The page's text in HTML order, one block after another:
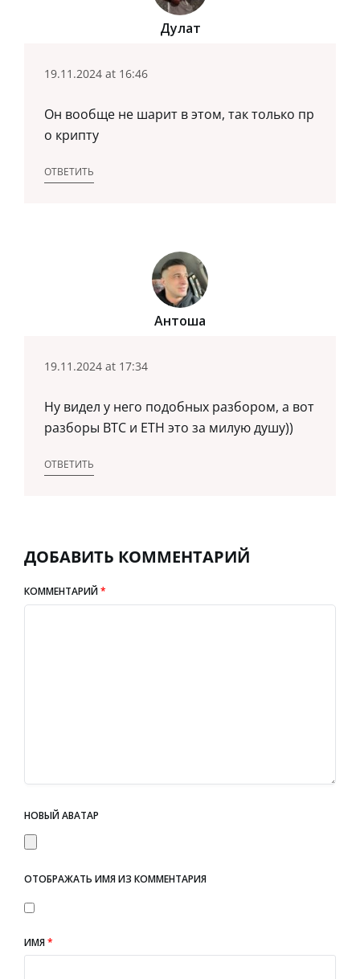
Дулат
19.11.2024 at 16:46
Он вообще не шарит в этом, так только пр
о крипту
ОТВЕТИТЬ
Антоша
19.11.2024 at 17:34
Ну видел у него подобных разбором, а вот
разборы BTC и ETH это за милую душу))
ОТВЕТИТЬ
ДОБАВИТЬ КОММЕНТАРИЙ
КОММЕНТАРИЙ*
НОВЫЙ АВАТАР
ОТОБРАЖАТЬ ИМЯ ИЗ КОММЕНТАРИЯ
ИМЯ*